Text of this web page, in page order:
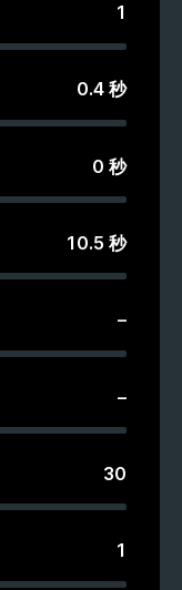
1
0.4 秒
0 秒
10.5 秒
–
–
30
1